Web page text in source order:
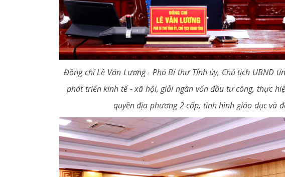
Đồng chí Lê Văn Lương - Phó Bí thư Tỉnh ủy, Chủ tịch UBND
phát triển kinh tế - xã hội, giải ngân vốn đầu tư công, thực
quyền địa phương 2 cấp, tình hình giáo dục và